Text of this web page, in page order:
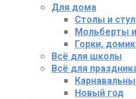
Для дома
Столы и
Мольберты
Горки,
Всё для школы
Всё для
Новый год